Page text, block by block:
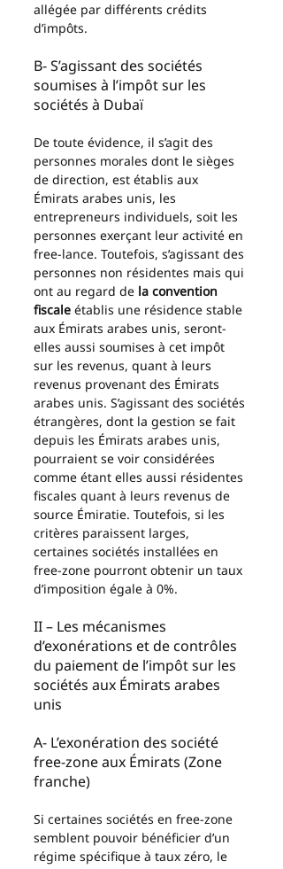
allégée par différents crédits
d’impôts.
B- S’agissant des sociétés
soumises à l’impôt sur les
sociétés à Dubaï
De toute évidence, il s’agit des
personnes morales dont le sièges
de direction, est établis aux
Émirats arabes unis, les
entrepreneurs individuels, soit les
personnes exerçant leur activité en
free-lance. Toutefois, s’agissant des
personnes non résidentes mais qui
ont au regard de la convention
fiscale établis une résidence stable
aux Émirats arabes unis, seront-
elles aussi soumises à cet impôt
sur les revenus, quant à leurs
revenus provenant des Émirats
arabes unis. S’agissant des sociétés
étrangères, dont la gestion se fait
depuis les Émirats arabes unis,
pourraient se voir considérées
comme étant elles aussi résidentes
fiscales quant à leurs revenus de
source Émiratie. Toutefois, si les
critères paraissent larges,
certaines sociétés installées en
free-zone pourront obtenir un taux
d’imposition égale à 0%.
II – Les mécanismes
d’exonérations et de contrôles
du paiement de l’impôt sur les
sociétés aux Émirats arabes
unis
A- L’exonération des société
free-zone aux Émirats (Zone
franche)
Si certaines sociétés en free-zone
semblent pouvoir bénéficier d’un
régime spécifique à taux zéro, le